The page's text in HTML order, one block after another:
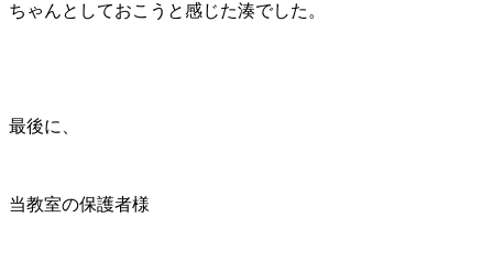
ちゃんとしておこうと感じた湊でした。
最後に、
当教室の保護者様